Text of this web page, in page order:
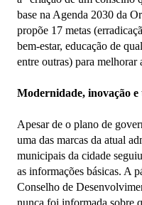
base na Agenda 2030 da
propõe 17 metas
bem-estar, educação de
entre outras) para
Modernidade, inovação
Apesar de o plano de
uma das marcas da atual
municipais da cidade
as informações básicas. A
Conselho de